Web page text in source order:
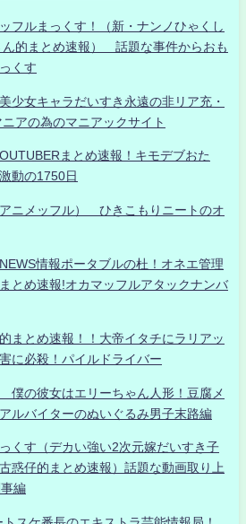
フルまっくす！（新・ナンノひゃくし
ん的まとめ速報） 話題な事件からおも
くす
少女キャラだいすき永遠の非リア充・
アの為のマニアックサイト
まとめ速報！キモデブおた
動の1750日
ニメッフル） ひきこもりニートのオ
情報ポータブルの杜！オネエ管理
とめ速報!オカマッフルアタックナンバ
まとめ速報！！大帝イタチにラリアッ
に必殺！パイルドライバー
僕の彼女はエリーちゃん人形！豆腐メ
ルバイターのぬいぐるみ男子末路編
くす（デカい強い2次元嫁だいすき子
惑仔的まとめ速報）話題な動画取り上
編